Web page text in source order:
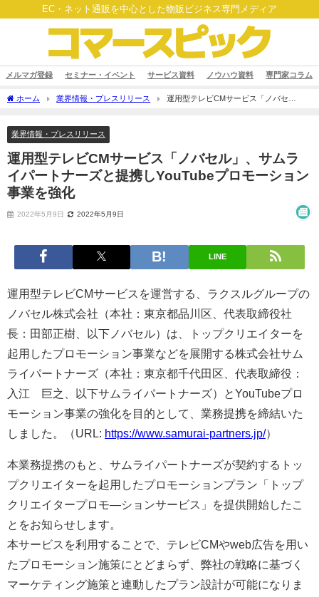
EC・ネット通販を中心とした物販ビジネス専門メディア
メルマガ登録 セミナー・イベント サービス資料 ノウハウ資料 専門家コラム
ホーム 業界情報・プレスリリース
運用型テレビCMサービス「ノバセ
業界情報・プレスリリース
運用型テレビCMサービス「ノバセル」、サムラ
イパートナーズと提携しYouTubeプロモーション
事業を強化
2022年5月9日 2022年5月9日
LINE
運用型テレビCMサービスを運営する、ラクスルグループの
ノバセル株式会社（本社：東京都品川区、代表取締役社
長：田部正樹、以下ノバセル）は、トップクリエイターを
起用したプロモーション事業などを展開する株式会社サム
ライパートナーズ（本社：東京都千代田区、代表取締役：
入江 巨之、以下サムライパートナーズ）とYouTubeプロ
モーション事業の強化を目的として、業務提携を締結いた
しました。（URL: https://www.samurai-partners.jp/）
本業務提携のもと、サムライパートナーズが契約するトッ
プクリエイターを起用したプロモーションプラン「トップ
クリエイタープロモ―ションサービス」を提供開始したこ
とをお知らせします。
本サービスを利用することで、テレビCMやweb広告を用い
たプロモーション施策にとどまらず、弊社の戦略に基づく
マーケティング施策と連動したプラン設計が可能になりま